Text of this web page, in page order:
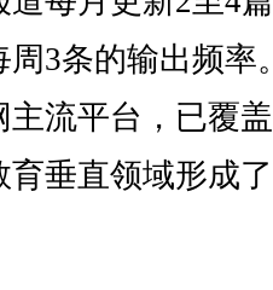
3条的输出频率
主流平台，已覆
育垂直领域形成